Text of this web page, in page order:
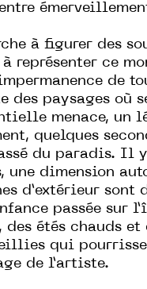
à figurer des
représenter ce
de
des paysages où
menace, un
quelques
du paradis. Il
une dimension
d’extérieur sont
passée sur
des étés chauds et
qui
de l’artiste.